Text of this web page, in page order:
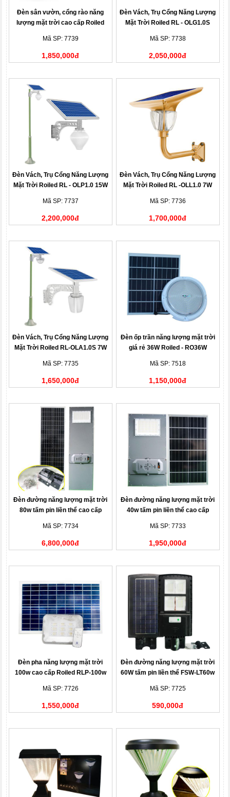
Đèn sân vườn, cổng rào năng
lượng mặt trời cao cấp Roiled
Mã SP: 7739
1,850,000đ
Đèn Vách, Trụ Cổng Năng Lượng
Mặt Trời Roiled RL - OLG1.0S
Mã SP: 7738
2,050,000đ
Đèn Vách, Trụ Cổng Năng Lượng
Mặt Trời Roiled RL - OLP1.0 15W
Mã SP: 7737
2,200,000đ
Đèn Vách, Trụ Cổng Năng Lượng
Mặt Trời Roiled RL -OLL1.0 7W
Mã SP: 7736
1,700,000đ
Đèn Vách, Trụ Cổng Năng Lượng
Mặt Trời Roiled RL-OLA1.0S 7W
Mã SP: 7735
1,650,000đ
Đèn ốp trần năng lượng mặt trời
giá rẻ 36W Roiled - RO36W
Mã SP: 7518
1,150,000đ
Đèn đường năng lượng mặt trời
80w tấm pin liền thể cao cấp
Mã SP: 7734
6,800,000đ
Đèn đường năng lượng mặt trời
40w tấm pin liền thể cao cấp
Mã SP: 7733
1,950,000đ
Đèn pha năng lượng mặt trời
100w cao cấp Roiled RLP-100w
Mã SP: 7726
1,550,000đ
Đèn đường năng lượng mặt trời
60W tấm pin liền thể FSW-LT60w
Mã SP: 7725
590,000đ